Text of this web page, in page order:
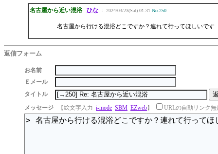
名古屋から近い混浴 ひな： 2024/03/23(Sat) 01:31 No.250
名古屋から行ける混浴どこですか？連れて行ってほしいです
返信フォーム
お名前
Ｅメール
タイトル
メッセージ
【絵文字入力 i-mode SBM EZweb】 URLの自動リンク無